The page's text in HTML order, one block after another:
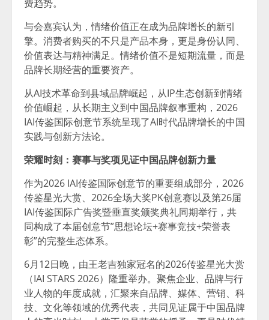
费趋势。
与会嘉宾认为，情绪价值正在成为品牌增长的新引
擎。消费者购买的不只是产品本身，更是身份认同、
价值表达与精神满足。情绪价值不是短期流量，而是
品牌长期经营的重要资产。
从AI技术革命到县域品牌崛起，从IP生态创新到情绪
价值崛起，从长期主义到中国品牌叙事重构，2026
IAI传鉴国际创意节系统呈现了AI时代品牌增长的中国
实践与创新方法论。
荣耀时刻：赛事与奖项见证中国品牌创新力量
作为2026 IAI传鉴国际创意节的重要组成部分，2026
传鉴星光大赏、2026全场大奖PK创意赛以及第26届
IAI传鉴国际广告奖暨垂直奖颁奖典礼同期举行，共
同构成了本届创意节”思想论坛+赛事竞技+荣誉表
彰”的完整生态体系。
6月12日晚，由王老吉独家冠名的2026传鉴星光大赏
（IAI STARS 2026）隆重举办。聚焦企业、品牌与行
业人物的年度成就，汇聚来自品牌、媒体、营销、科
技、文化等领域的优秀代表，共同见证属于中国品牌